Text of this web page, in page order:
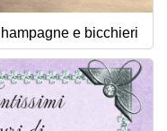
e bicchieri